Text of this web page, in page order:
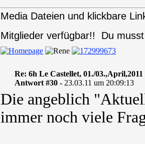
Media Dateien und klickbare
Mitglieder verfügbar!! Du
Re: 6h Le Castellet, 01./03.,April,2011
Antwort #30 - 23.03.11 um 20:09:13
Die angeblich
immer noch viele